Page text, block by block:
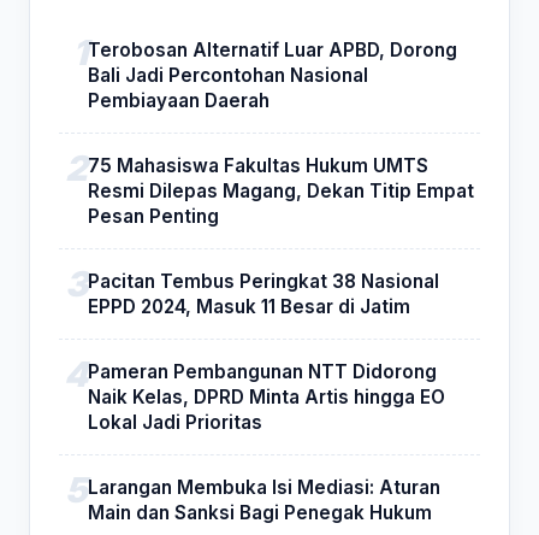
Terobosan Alternatif Luar APBD, Dorong
Bali Jadi Percontohan Nasional
Pembiayaan Daerah
75 Mahasiswa Fakultas Hukum UMTS
Resmi Dilepas Magang, Dekan Titip Empat
Pesan Penting
Pacitan Tembus Peringkat 38 Nasional
EPPD 2024, Masuk 11 Besar di Jatim
Pameran Pembangunan NTT Didorong
Naik Kelas, DPRD Minta Artis hingga EO
Lokal Jadi Prioritas
Larangan Membuka Isi Mediasi: Aturan
Main dan Sanksi Bagi Penegak Hukum